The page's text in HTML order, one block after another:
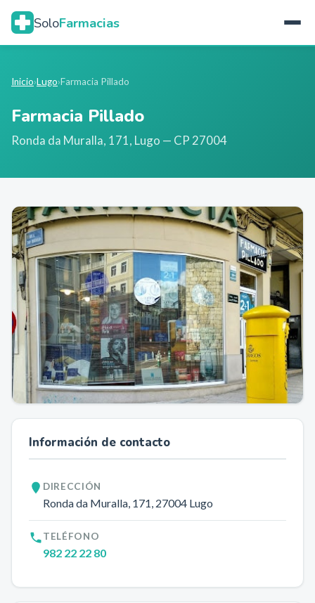
SoloFarmacias
Inicio›Lugo›Farmacia Pillado
Farmacia Pillado
Ronda da Muralla, 171, Lugo — CP 27004
Información de contacto
DIRECCIÓN
Ronda da Muralla, 171, 27004 Lugo
TELÉFONO
982 22 22 80